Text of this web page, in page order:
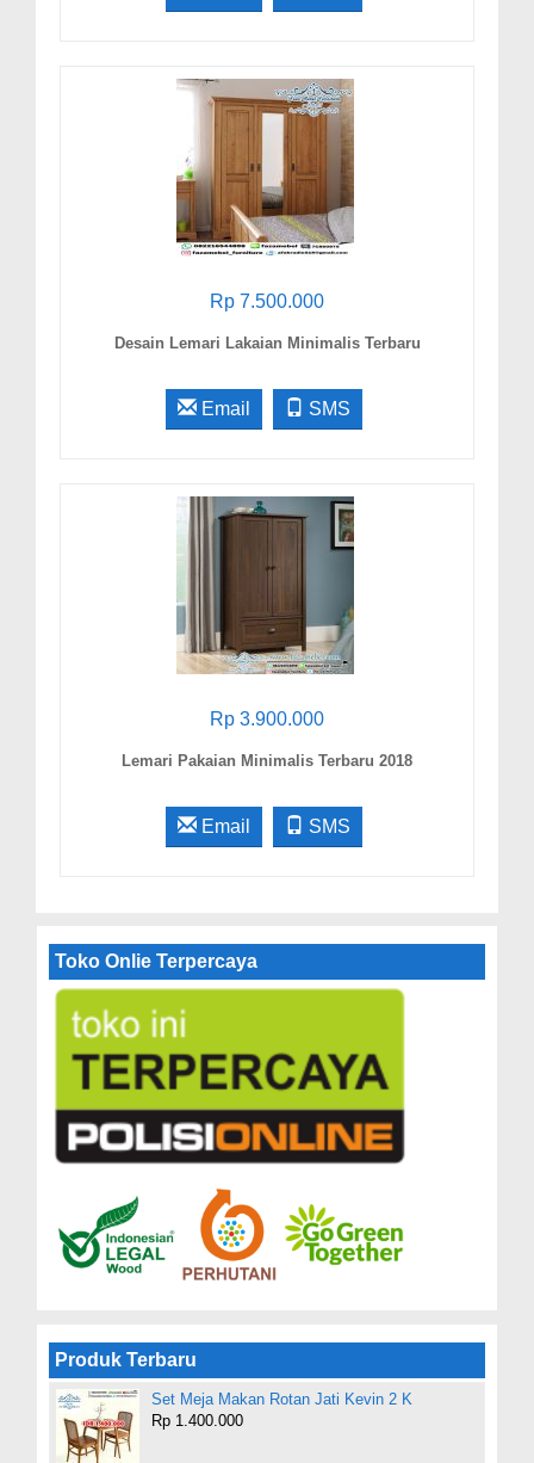
Rp 7.500.000
Desain Lemari Lakaian Minimalis Terbaru
Email SMS
Rp 3.900.000
Lemari Pakaian Minimalis Terbaru 2018
Email SMS
Toko Onlie Terpercaya
Produk Terbaru
Set Meja Makan Rotan Jati Kevin 2 K
Rp 1.400.000